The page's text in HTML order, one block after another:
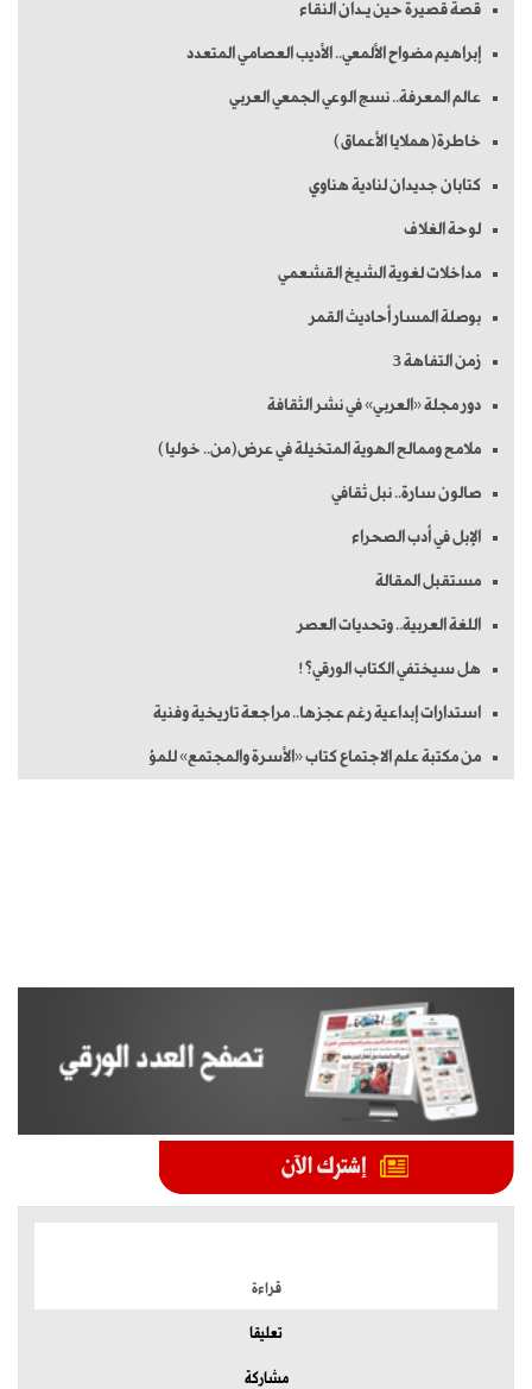
قصة قصيرة حين يـدان النقاء
إبراهيم مضواح الألمعي.. الأديب العصامي المتعدد
عالم المعرفة.. نسج الوعي الجمعي العربي
خاطرة(هملايا الأعماق)
كتابان جديدان لنادية هناوي
لوحة الغلاف
مداخلات لغوية الشيخ القشعمي
بوصلة المسار أحاديث القمر
زمن التفاهة 3
دور مجلة «العربي» في نشر الثقافة
ملامح وممالح الهوية المتخيلة في عرض(من.. خوليا)
صالون سارة.. نبل ثقافي
الإبل في أدب الصحراء
مستقبل المقالة
اللغة العربية.. وتحديات العصر
هل سيختفي الكتاب الورقي؟!
استدارات إبداعية رغم عجزها.. مراجعة تاريخية وفنية
من مكتبة علم الاجتماع كتاب «الأسرة والمجتمع» للمؤ
قراءة
تعليقا
مشاركة